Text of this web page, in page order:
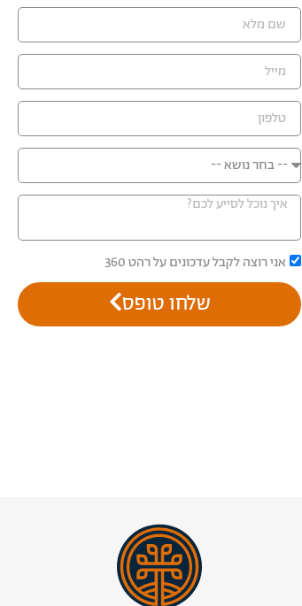
אני רוצה לקבל עדכונים על רהט 360
שלחו טופס